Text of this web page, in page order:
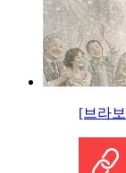
[브라